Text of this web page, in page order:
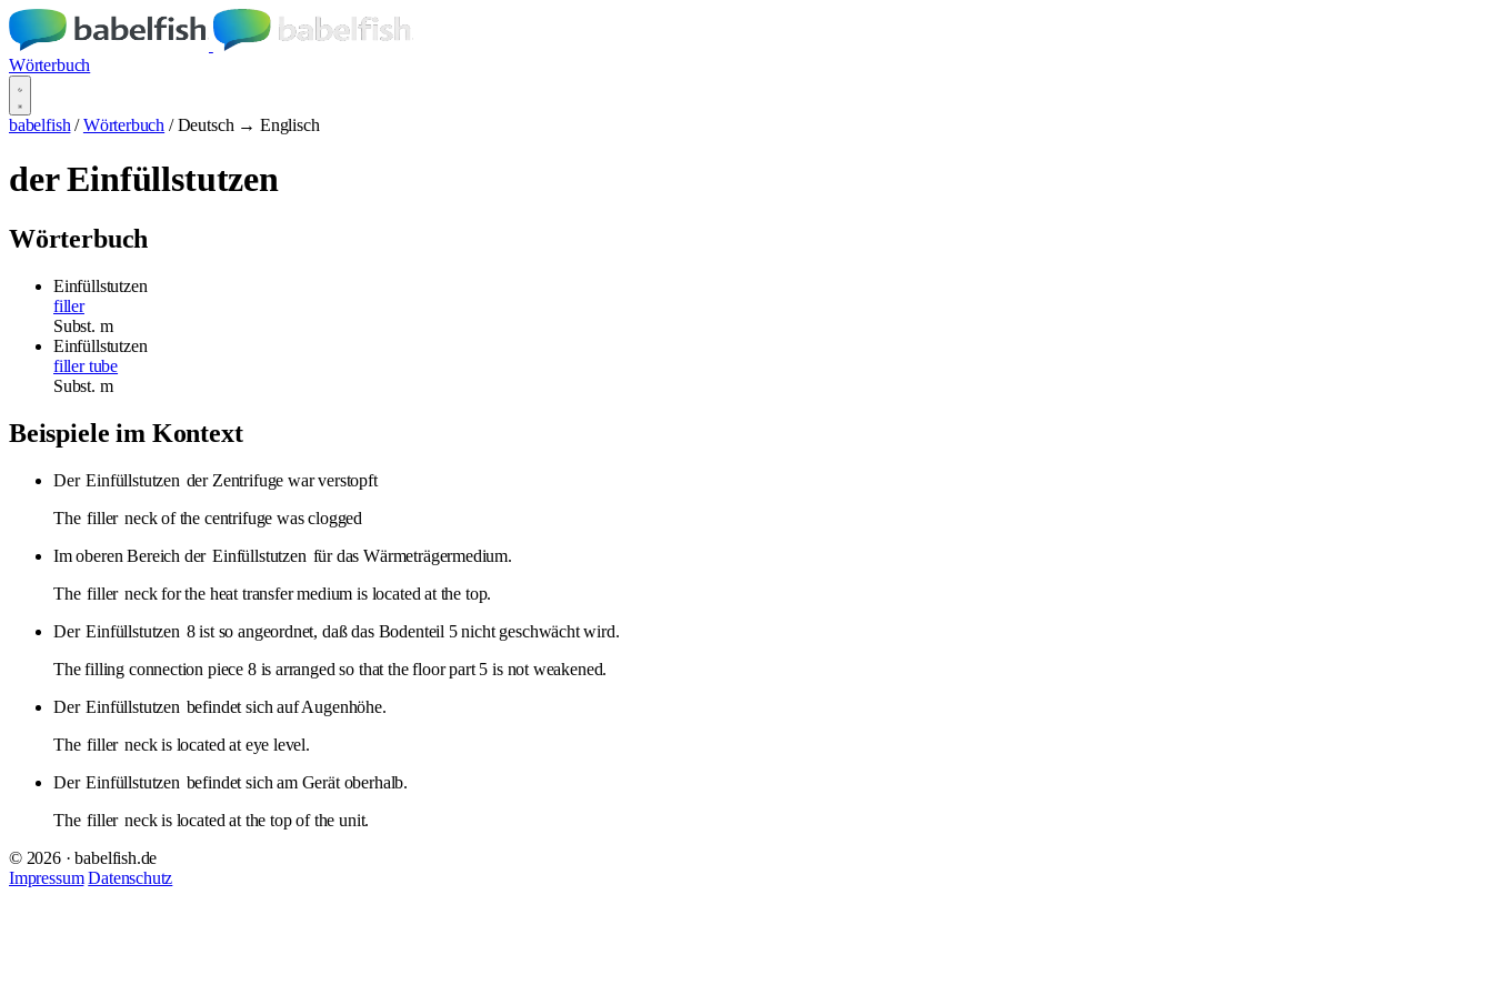
Wörterbuch
babelfish / Wörterbuch / Deutsch → Englisch
der Einfüllstutzen
Wörterbuch
Einfüllstutzen
filler
Subst. m
Einfüllstutzen
filler tube
Subst. m
Beispiele im Kontext
Der Einfüllstutzen der Zentrifuge war verstopft
The filler neck of the centrifuge was clogged
Im oberen Bereich der Einfüllstutzen für das Wärmeträgermedium.
The filler neck for the heat transfer medium is located at the top.
Der Einfüllstutzen 8 ist so angeordnet, daß das Bodenteil 5 nicht geschwächt wird.
The filling connection piece 8 is arranged so that the floor part 5 is not weakened.
Der Einfüllstutzen befindet sich auf Augenhöhe.
The filler neck is located at eye level.
Der Einfüllstutzen befindet sich am Gerät oberhalb.
The filler neck is located at the top of the unit.
© 2026 · babelfish.de
Impressum Datenschutz